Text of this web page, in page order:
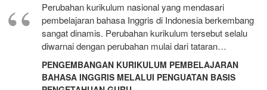
Perubahan kurikulum nasional yang mendasari
pembelajaran bahasa Inggris di Indonesia berkembang
sangat dinamis. Perubahan kurikulum tersebut selalu
diwarnai dengan perubahan mulai dari tataran…
PENGEMBANGAN KURIKULUM PEMBELAJARAN
BAHASA INGGRIS MELALUI PENGUATAN BASIS